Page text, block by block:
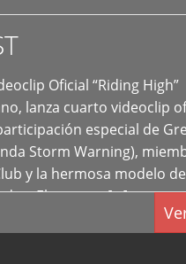
Oficial “Riding
lanza cuarto videoclip
especial de
Storm Warning),
y la hermosa modelo
El potente […]